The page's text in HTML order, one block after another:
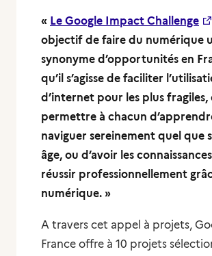
« Le Google Impact Challenge
objectif de faire du numérique
synonyme d’opportunités en
qu’il s’agisse de faciliter
d’internet pour les plus fragiles,
permettre à chacun
naviguer sereinement quel que
âge, ou d’avoir les
réussir professionnellement
numérique. »
A travers cet appel à projets,
France offre à 10 projets